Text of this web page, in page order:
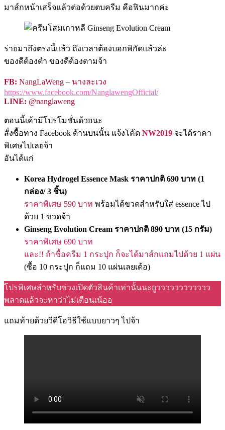
มาส์กหน้าเสร็จแล้วต่อด้วยตบครีม คือฟินมากค่ะ
ร่ายมาถึงตรงนี้แล้ว ถึงเวลาต้องบอกพิกัดแล้วล่ะ
ของดีต้องตำ ของดีต้องตามจ้า
FB: NangLaWeng – นางละเวง
https://www.facebook.com/NanglawengOfficial/
LINE: @nanglaweng
ตอนนี้เค้ามีโปรโมชั่นด้วยนะ
สั่งซื้อทาง Facebook ด้านบนนั้น แจ้งโค้ด NW2019 จะได้ราคา
พิเศษไปเลยจ้า
อันได้แก่
Korea Hydrogel Essence Mask ราคาปกติ 690 บาท (1
กล่อง/ 3 ชิ้น)
ราคาพิเศษ 590 บาท พร้อมได้ขวดสำหรับใส่ essence ไป
ด้วย 1 ขวดจ้า
Ginseng Evolution Cream ราคาปกติ 890 บาท (15 กรัม)
ราคาพิเศษ 690 บาท
และ!! ถ้าซื้อครีม 1 กระปุก ก็จะได้มาส์กแถมไปด้วย 1 แผ่น
(ซื้อ 10 กระปุก ก็แถม 10 แผ่นเลยเด้อ)
โปรพิเศษสำหรับช่วงเปิดตัวสินค้าเท่านั้นนะยูวววววววววววว
พลาดแล้วจะหาว่าไม่เตือนเน้ออ
แถมท้ายด้วยวีดีโอวิธีใช้แบบยาวๆ ไปจ้า